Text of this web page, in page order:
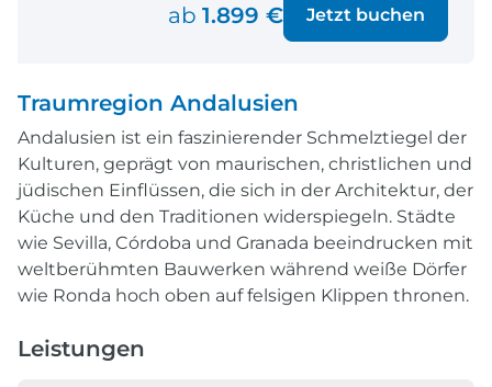
ab 1.899 € Jetzt buchen
Traumregion Andalusien
Andalusien ist ein faszinierender Schmelztiegel der
Kulturen, geprägt von maurischen, christlichen und
jüdischen Einflüssen, die sich in der Architektur, der
Küche und den Traditionen widerspiegeln. Städte
wie Sevilla, Córdoba und Granada beeindrucken mit
weltberühmten Bauwerken während weiße Dörfer
wie Ronda hoch oben auf felsigen Klippen thronen.
Leistungen